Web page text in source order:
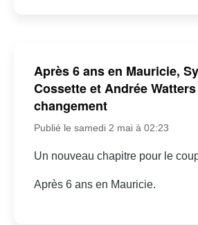
Après 6 ans en Mauricie,
Cossette et Andrée
changement
Publié le samedi 2 mai à 02:23
Un nouveau chapitre pour le
Après 6 ans en Mauricie.